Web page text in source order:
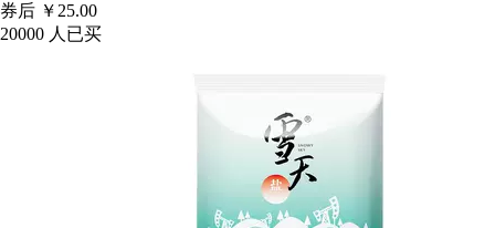
券后 ￥25.00
20000 人已买